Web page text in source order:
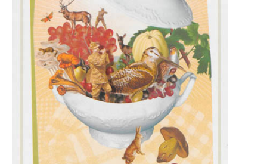
BD JEUNESSE
LIVRE FILM